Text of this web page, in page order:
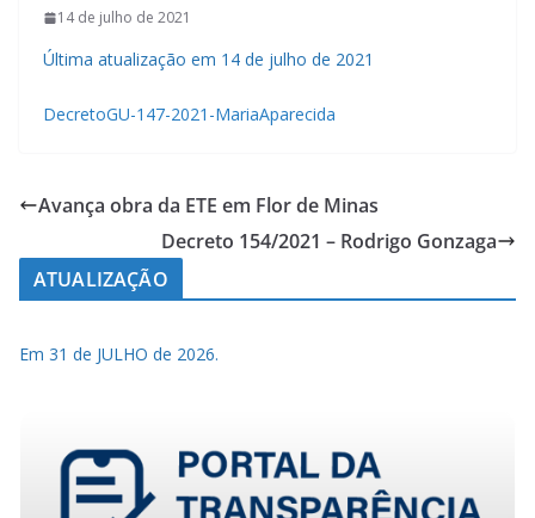
14 de julho de 2021
Última atualização em 14 de julho de 2021
DecretoGU-147-2021-MariaAparecida
Avança obra da ETE em Flor de Minas
Decreto 154/2021 – Rodrigo Gonzaga
ATUALIZAÇÃO
Em 31 de JULHO de 2026.